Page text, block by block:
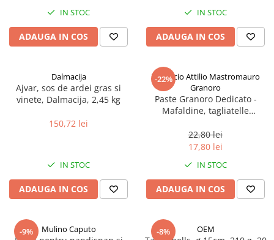
Spania / Cipru / Africa
Sare de mare din Oceanele Pacific
Sare de roca
Sare speciala
Specialitati din ulei
Terine si placinte
Uleiuri Premium
Uleiuri speciale/presate la rece
Ulei de masline extravirgin
Prajitore paine
Gratare
IN STOC
ADAUGA IN COS
IN STOC
ADAUGA IN COS
Dalmacija
Ajvar, sos de ardei gras si
vinete, Dalmacija, 2,45 kg
150,72 lei
IN STOC
ADAUGA IN COS
-22%
Pastificio Attilio Mastromauro
Granoro
Paste Granoro Dedicato -
Mafaldine, tagliatelle
22,80 lei
17,80 lei
IN STOC
ADAUGA IN COS
-9% Mulino Caputo -8% OEM